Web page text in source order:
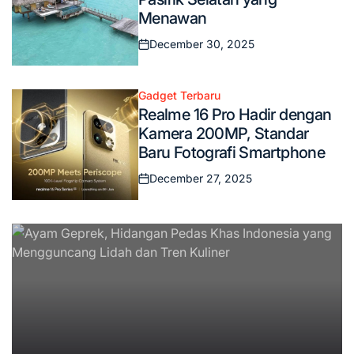
Menawan
Posted
on
December 30, 2025
Posted
in
Gadget Terbaru
Realme 16 Pro Hadir dengan
Kamera 200MP, Standar
Baru Fotografi Smartphone
Posted
on
December 27, 2025